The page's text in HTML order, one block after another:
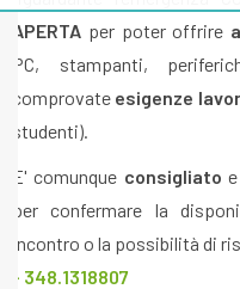
APERTA per poter offrire
PC, stampanti,
comprovate esigenze
studenti).
E' comunque consigliato
per confermare la
incontro o la possibilità di
- 348.1318807